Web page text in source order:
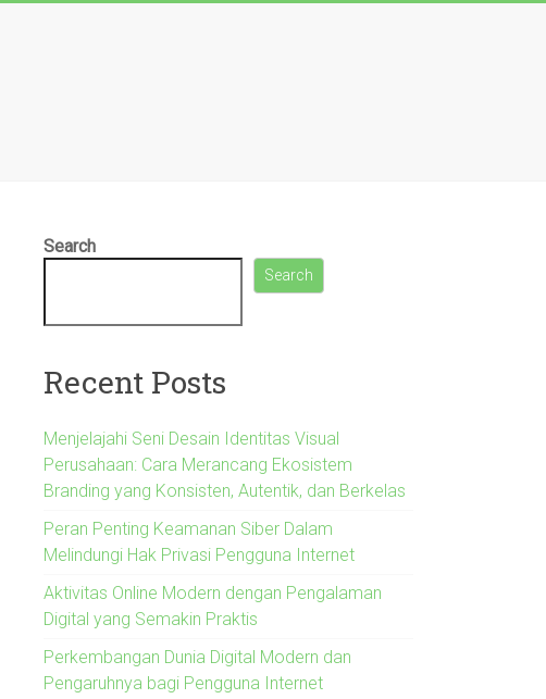
Search
Search
Recent Posts
Menjelajahi Seni Desain Identitas Visual
Perusahaan: Cara Merancang Ekosistem
Branding yang Konsisten, Autentik, dan Berkelas
Peran Penting Keamanan Siber Dalam
Melindungi Hak Privasi Pengguna Internet
Aktivitas Online Modern dengan Pengalaman
Digital yang Semakin Praktis
Perkembangan Dunia Digital Modern dan
Pengaruhnya bagi Pengguna Internet